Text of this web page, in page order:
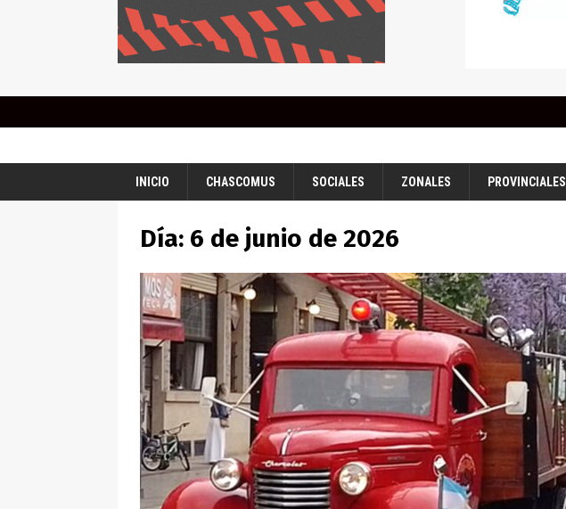
INICIO CHASCOMUS SOCIALES ZONALES PROVINCIALES
Día: 6 de junio de 2026